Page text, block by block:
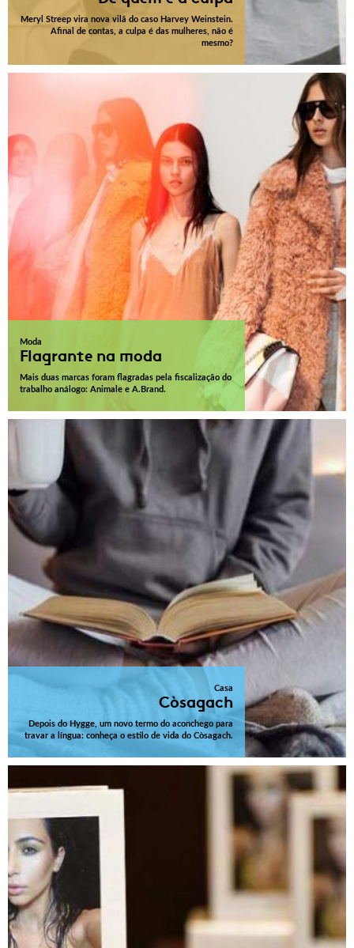
Meryl Streep vira nova vilã do caso Harvey Weinstein.
Afinal de contas, a culpa é das mulheres, não é
mesmo?
Moda
Flagrante na moda
Mais duas marcas foram flagradas pela fiscalização do
trabalho análogo: Animale e A.Brand.
Casa
Còsagach
Depois do Hygge, um novo termo do aconchego para
travar a língua: conheça o estilo de vida do Còsagach.